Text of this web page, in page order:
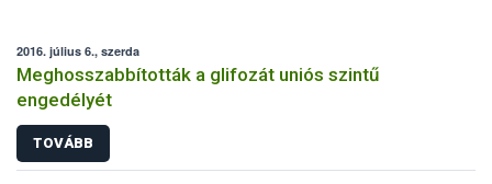
2016. július 6., szerda
Meghosszabbították a glifozát uniós szintű
engedélyét
TOVÁBB